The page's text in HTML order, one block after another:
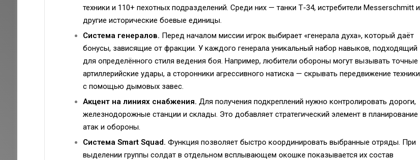
техники и 110+ пехотных подразделений. Среди них — танки Т-34, истребители Messerschmitt и
другие исторические боевые единицы.
Система генералов. Перед началом миссии игрок выбирает «генерала духа», который даёт
бонусы, зависящие от фракции. У каждого генерала уникальный набор навыков, подходящий
для определённого стиля ведения боя. Например, любители обороны могут вызывать точные
артиллерийские удары, а сторонники агрессивного натиска — скрывать передвижение техники
с помощью дымовых завес.
Акцент на линиях снабжения. Для получения подкреплений нужно контролировать дороги,
железнодорожные станции и склады. Это добавляет стратегический элемент в планирование
атак и обороны.
Система Smart Squad. Функция позволяет быстро координировать выбранные отряды. При
выделении группы солдат в отдельном всплывающем окошке показывается их состав